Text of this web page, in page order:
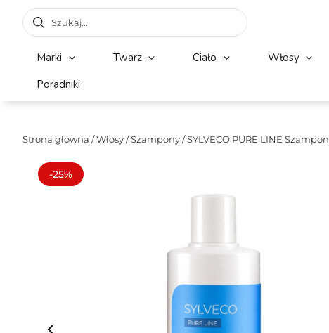
Marki Twarz Ciało Włosy
Poradniki
Strona główna /Włosy/Szampony/ SYLVECO PURE LINE
-25%